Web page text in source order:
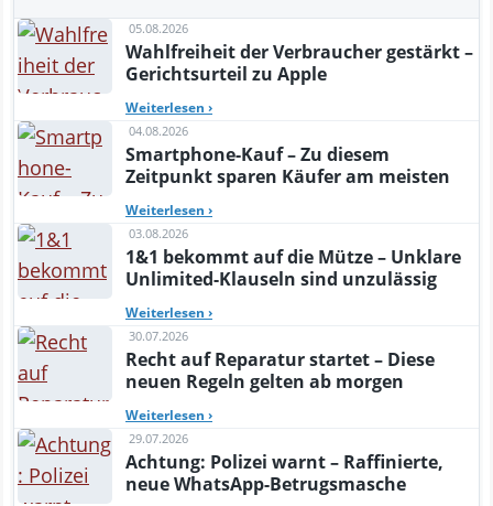
05.08.2026
Wahlfreiheit der Verbraucher gestärkt –
Gerichtsurteil zu Apple
Weiterlesen ›
04.08.2026
Smartphone-Kauf – Zu diesem
Zeitpunkt sparen Käufer am meisten
Weiterlesen ›
03.08.2026
1&1 bekommt auf die Mütze – Unklare
Unlimited-Klauseln sind unzulässig
Weiterlesen ›
30.07.2026
Recht auf Reparatur startet – Diese
neuen Regeln gelten ab morgen
Weiterlesen ›
29.07.2026
Achtung: Polizei warnt – Raffinierte,
neue WhatsApp-Betrugsmasche